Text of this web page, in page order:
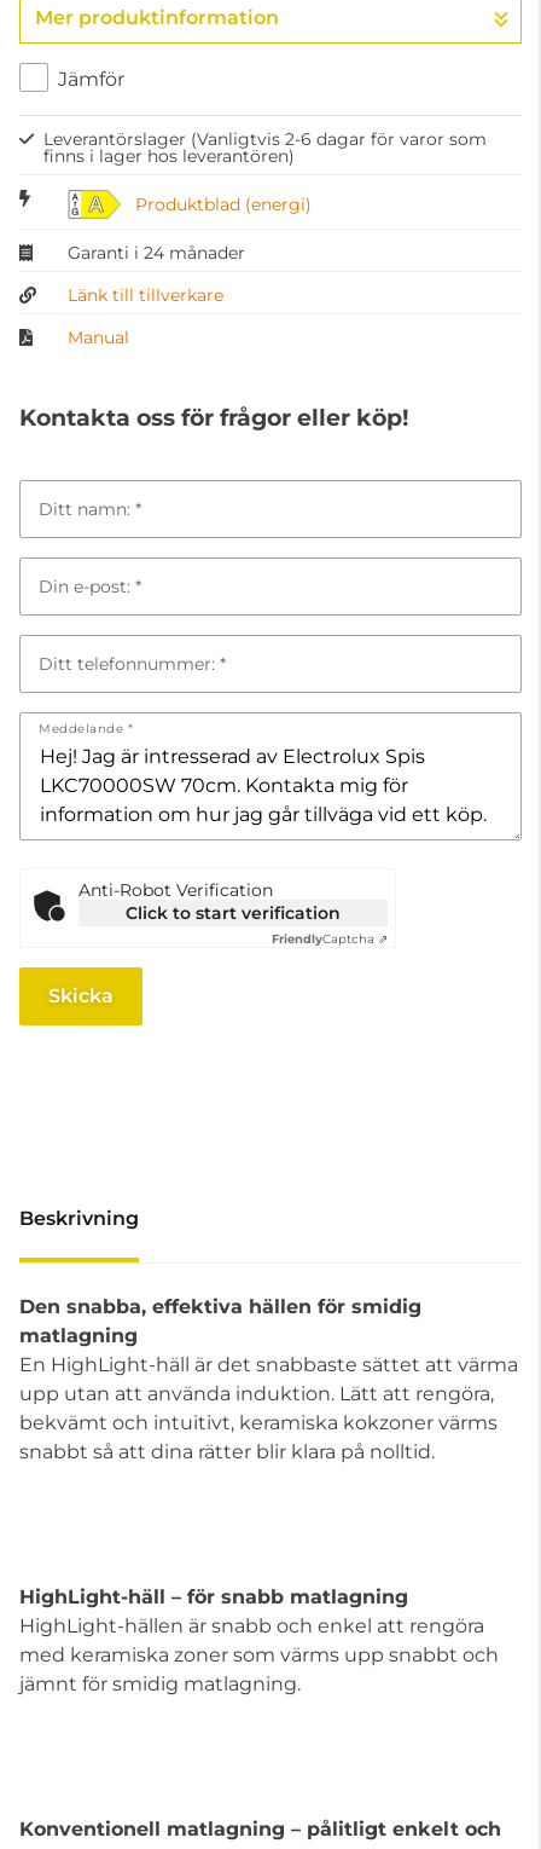
Mer produktinformation
Jämför
Leverantörslager (Vanligtvis 2-6 dagar för varor som
finns i lager hos leverantören)
A Produktblad (energi)
Garanti i 24 månader
Länk till tillverkare
Manual
Kontakta oss för frågor eller köp!
Ditt namn:
Din e-post:
Ditt telefonnummer:
Meddelande
Anti-Robot Verification
Click to start verification
FriendlyCaptcha ⇗
Skicka
Beskrivning
Den snabba, effektiva hällen för smidig
matlagning
En HighLight-häll är det snabbaste sättet att värma
upp utan att använda induktion. Lätt att rengöra,
bekvämt och intuitivt, keramiska kokzoner värms
snabbt så att dina rätter blir klara på nolltid.
HighLight-häll – för snabb matlagning
HighLight-hällen är snabb och enkel att rengöra
med keramiska zoner som värms upp snabbt och
jämnt för smidig matlagning.
Konventionell matlagning – pålitligt enkelt och